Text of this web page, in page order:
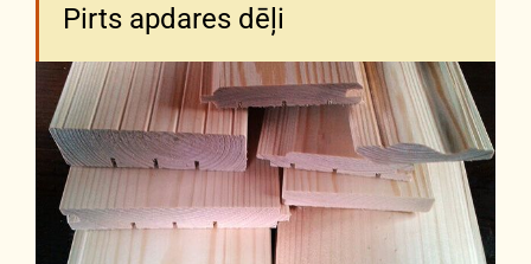
Pirts apdares dēļi